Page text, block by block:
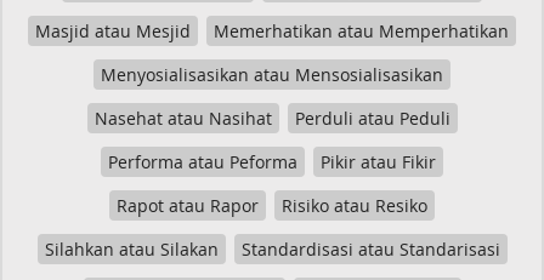
Masjid atau Mesjid
Memerhatikan atau Memperhatikan
Menyosialisasikan atau Mensosialisasikan
Nasehat atau Nasihat
Perduli atau Peduli
Performa atau Peforma
Pikir atau Fikir
Rapot atau Rapor
Risiko atau Resiko
Silahkan atau Silakan
Standardisasi atau Standarisasi